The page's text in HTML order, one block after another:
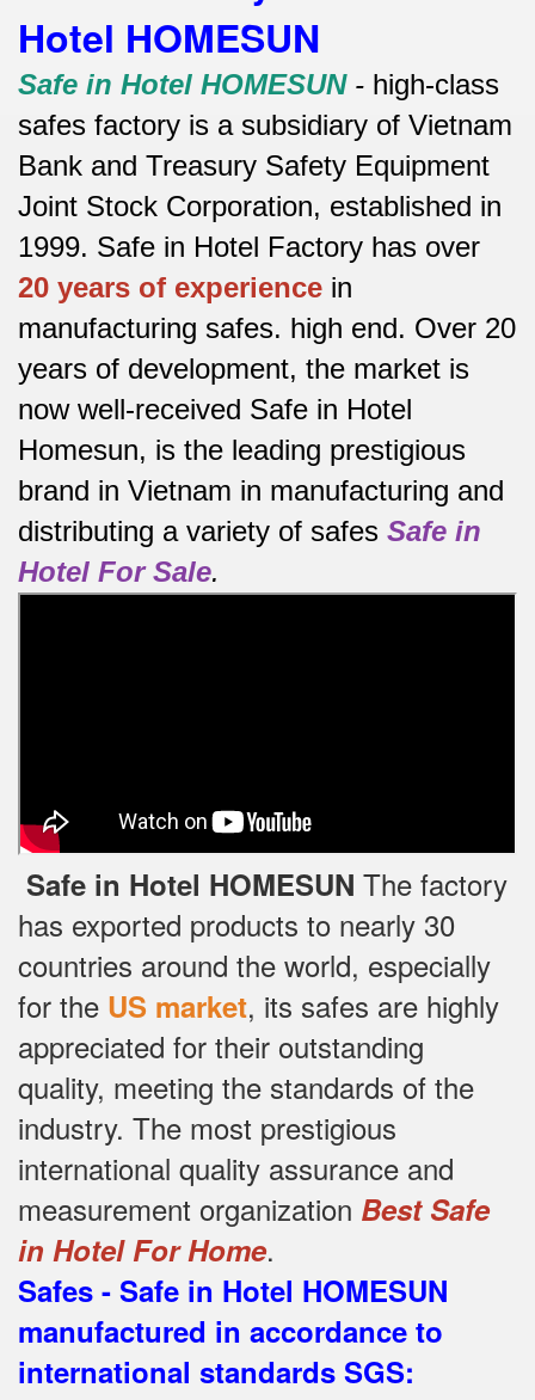
Hotel HOMESUN
Safe in Hotel HOMESUN- high-class
safes factory is a subsidiary of Vietnam
Bank and Treasury Safety Equipment
Joint Stock Corporation, established in
1999. Safe in Hotel Factory has over
20 years of experience in
manufacturing safes. high end. Over 20
years of development, the market is
now well-received Safe in Hotel
Homesun, is the leading prestigious
brand in Vietnam in manufacturing and
distributing a variety of safes Safe in
Hotel For Sale.
Safe in Hotel HOMESUN The factory
has exported products to nearly 30
countries around the world, especially
for the US market, its safes are highly
appreciated for their outstanding
quality, meeting the standards of the
industry. The most prestigious
international quality assurance and
measurement organization Best Safe
in Hotel For Home.
Safes - Safe in Hotel HOMESUN
manufactured in accordance to
international standards SGS: